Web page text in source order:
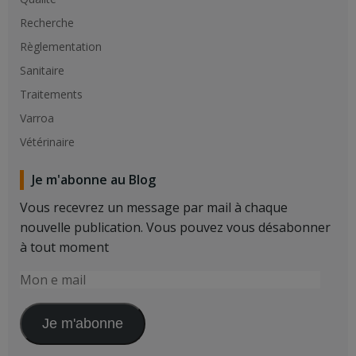
Recherche
Règlementation
Sanitaire
Traitements
Varroa
Vétérinaire
Je m'abonne au Blog
Vous recevrez un message par mail à chaque
nouvelle publication. Vous pouvez vous désabonner
à tout moment
Mon
mail Je m'abonne